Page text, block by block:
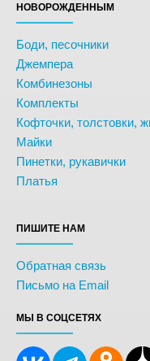
НОВОРОЖДЕННЫМ
Боди, песочники
Джемпера
Комбинезоны
Комплекты
Кофточки, толстовки,
Майки
Пинетки, рукавички
Платья
ПИШИТЕ НАМ
Обратная связь
Письмо на Email
МЫ В СОЦСЕТЯХ